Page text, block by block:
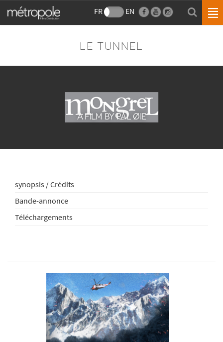
FR EN
LE TUNNEL
A FILM BY PÅL ØIE
synopsis / Crédits
Bande-annonce
Téléchargements